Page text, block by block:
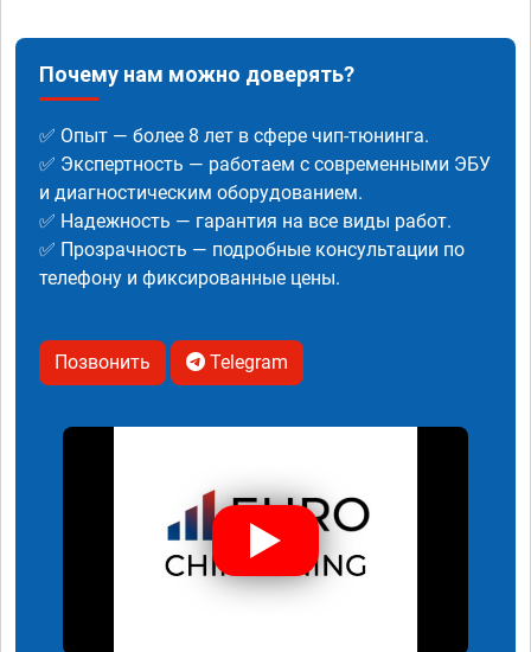
Почему нам можно доверять?
✅ Опыт — более 8 лет в сфере чип-тюнинга.
✅ Экспертность — работаем с современными ЭБУ
и диагностическим оборудованием.
✅ Надежность — гарантия на все виды работ.
✅ Прозрачность — подробные консультации по
телефону и фиксированные цены.
Позвонить Telegram